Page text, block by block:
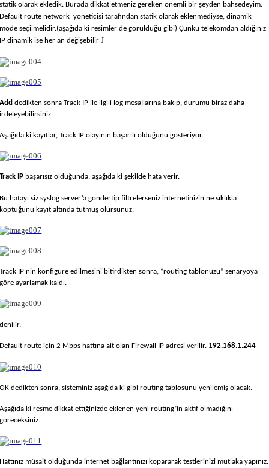
statik olarak ekledik. Burada dikkat etmeniz gereken önemli bir şeyden bahsedeyim.
Default route network yöneticisi tarafından statik olarak eklenmediyse, dinamik
mode seçilmelidir.(aşağıda ki resimler de görüldüğü gibi) Çünkü telekomdan aldığınız
IP dinamik ise her an değişebilirJ
Adddedikten sonra Track IP ile ilgili log mesajlarına bakıp, durumu biraz daha
irdeleyebilirsiniz.
Aşağıda ki kayıtlar, Track IP olayının başarılı olduğunu gösteriyor.
Track IP başarısız olduğunda; aşağıda ki şekilde hata verir.
Bu hatayı siz syslog server’a göndertip filtrelerseniz internetinizin ne sıklıkla
koptuğunu kayıt altında tutmuş olursunuz.
Track IP nin konfigüre edilmesini bitirdikten sonra, “routing tablonuzu” senaryoya
göre ayarlamak kaldı.
denilir.
Default route için 2 Mbps hattına ait olan Firewall IP adresi verilir. 192.168.1.244
OK dedikten sonra, sisteminiz aşağıda ki gibi routing tablosunu yenilemiş olacak.
Aşağıda ki resme dikkat ettiğinizde eklenen yeni routing’in aktif olmadığını
göreceksiniz.
Hattınız müsait olduğunda internet bağlantınızı kopararak testlerinizi mutlaka yapınız.